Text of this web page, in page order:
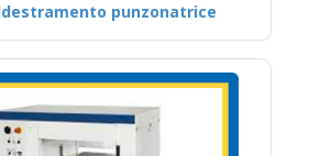
punzonatrice